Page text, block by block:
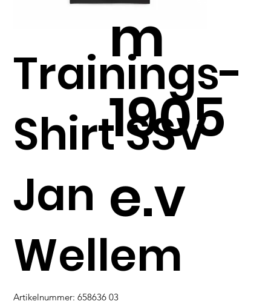
m
1905
e.v
Trainings-
Shirt SSV
Jan
Wellem
Artikelnummer:
Artikelnummer:
658636
658636 03